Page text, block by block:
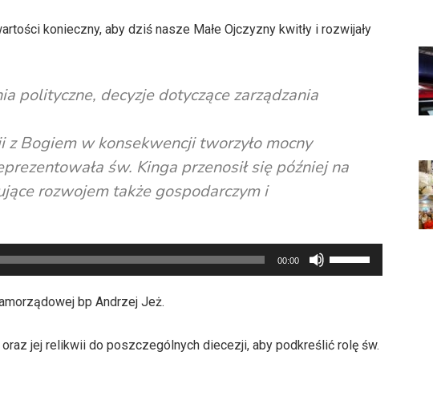
konieczny, aby dziś nasze Małe Ojczyzny kwitły i rozwijały
polityczne, decyzje dotyczące zarządzania
z Bogiem w konsekwencji tworzyło mocny
św. Kinga przenosił się później na
rozwojem także gospodarczym i
00:00
strzałek
bp Andrzej Jeż.
jej relikwii do poszczególnych diecezji, aby podkreślić rolę św.